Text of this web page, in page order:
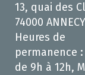
13, quai des
74000 ANNECY
Heures de
permanence :
de 9h à 12h,